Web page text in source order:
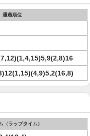
通過順位
（ラップタイム）